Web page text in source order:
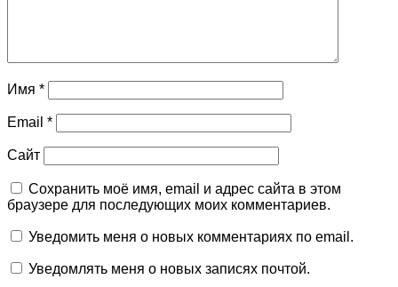
Имя *
Email *
Сайт
Сохранить моё имя, email и адрес сайта в этом
браузере для последующих моих комментариев.
Уведомить меня о новых комментариях по email.
Уведомлять меня о новых записях почтой.